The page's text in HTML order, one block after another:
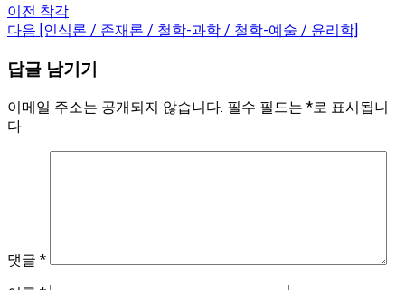
글
내
비
게
이
이전 이
전
착각
다음 다
글:
[인식론 / 존재론 / 철학-과학 / 철학-예술 / 윤리학]
답글 남기기
이메일 주소는 공개되지 않습니다. 필수 필드는 *로 표시됩니
다
댓글 *